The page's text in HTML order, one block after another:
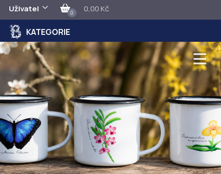
Uživatel 0 0,00 Kč
KATEGORIE